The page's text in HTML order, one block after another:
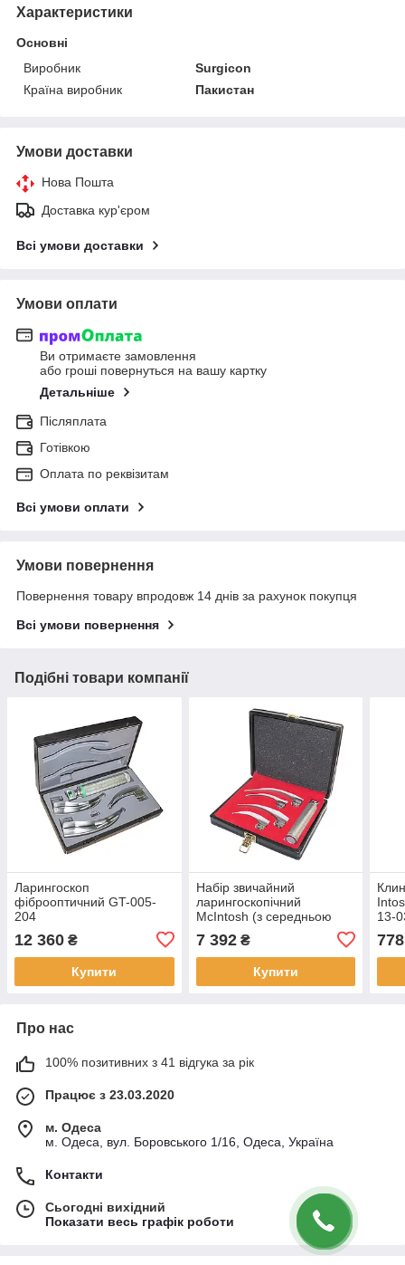
Характеристики
Основні
Виробник
Surgicon
Країна виробник
Пакистан
Умови доставки
Нова Пошта
Доставка кур'єром
Всі умови доставки
Умови оплати
Ви отримаєте замовлення
або гроші повернуться на вашу картку
Детальніше
Післяплата
Готівкою
Оплата по реквізитам
Всі умови оплати
Умови повернення
Повернення товару впродовж 14 днів за рахунок покупця
Всі умови повернення
Подібні товари компанії
Ларингоскоп
фіброоптичний GT-005-
204
12 360 ₴
Купити
Набір звичайний
ларингоскопічний
McIntosh (з середньою
ручкою), набір з 4 клинків,
J-13-151
7 392₴
Купити
13-
778
Про нас
100% позитивних з 41 відгука за рік
Працює з 23.03.2020
м. Одеса
м. Одеса, вул. Боровського 1/16, Одеса, Україна
Контакти
Сьогодні вихідний
Показати весь графік роботи